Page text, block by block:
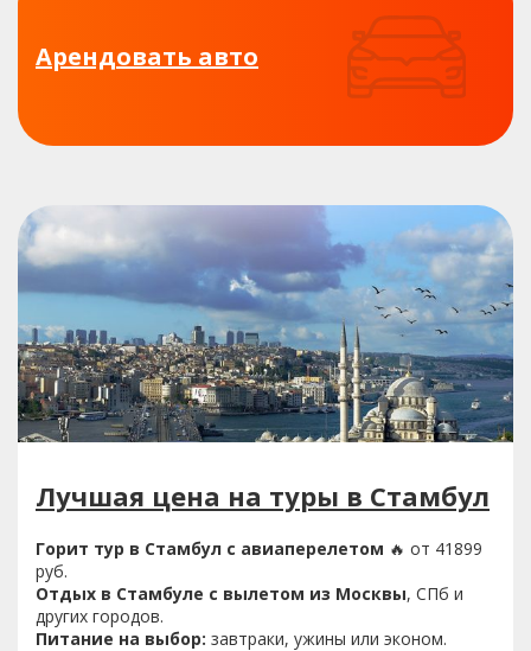
Арендовать авто
Лучшая цена на туры в Стамбул
Горит тур в Стамбул с авиаперелетом 🔥 от 41899
руб.
Отдых в Стамбуле с вылетом из Москвы, СПб и
других городов.
Питание на выбор: завтраки, ужины или эконом.